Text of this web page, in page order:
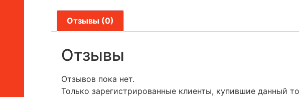
Отзывы (0)
Отзывы
Отзывов пока нет.
Только зарегистрированные клиенты, купившие данный